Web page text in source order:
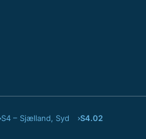
S4 – Sjælland, Syd S4.02